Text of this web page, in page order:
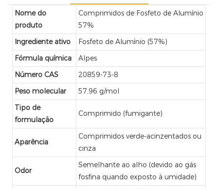
Nome do
produto
Comprimidos de Fosfeto de Alumínio
57%
Ingrediente ativo
Fosfeto de Alumínio (57%)
Fórmula química
Alpes
Número CAS
20859-73-8
Peso molecular
57,96 g/mol
Tipo de
formulação
Comprimido (fumigante)
Aparência
Comprimidos verde-acinzentados ou
cinza
Odor
Semelhante ao alho (devido ao gás
fosfina quando exposto à umidade)